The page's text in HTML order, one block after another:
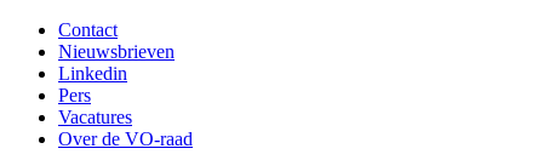
Contact
Nieuwsbrieven
Linkedin
Pers
Vacatures
Over de VO-raad